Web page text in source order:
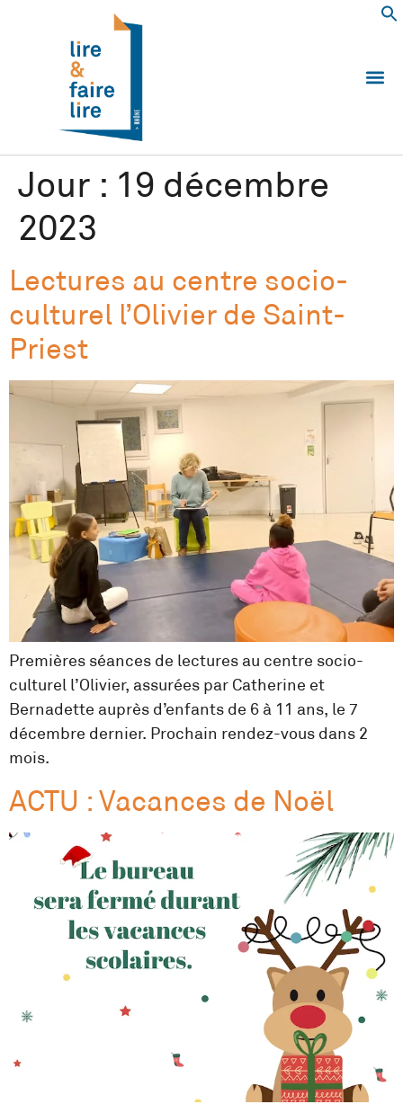
Jour : 19 décembre
2023
Lectures au centre socio-
culturel l’Olivier de Saint-
Priest
Premières séances de lectures au centre socio-
culturel l’Olivier, assurées par Catherine et
Bernadette auprès d’enfants de 6 à 11 ans, le 7
décembre dernier. Prochain rendez-vous dans 2
mois.
ACTU : Vacances de Noël